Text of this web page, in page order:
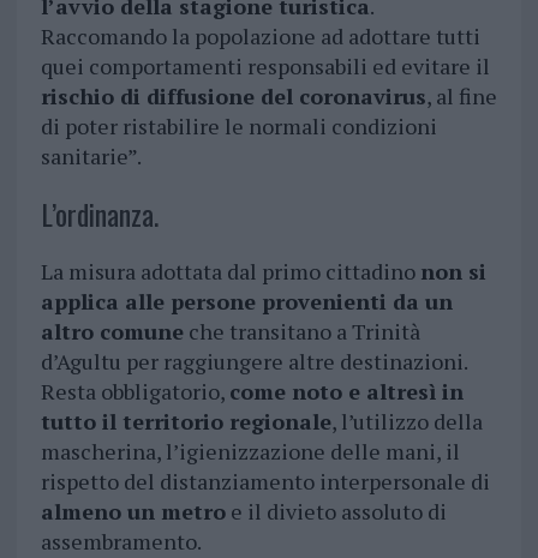
l’avvio della stagione turistica.
Raccomando la popolazione ad adottare tutti
quei comportamenti responsabili ed evitare il
rischio di diffusione del coronavirus, al fine
di poter ristabilire le normali condizioni
sanitarie”.
L’ordinanza.
La misura adottata dal primo cittadino non si
applica alle persone provenienti da un
altro comuneche transitano a Trinità
d’Agultu per raggiungere altre destinazioni.
Resta obbligatorio, come noto e altresì in
tutto il territorio regionale, l’utilizzo della
mascherina, l’igienizzazione delle mani, il
rispetto del distanziamento interpersonale di
almeno un metroe il divieto assoluto di
assembramento.